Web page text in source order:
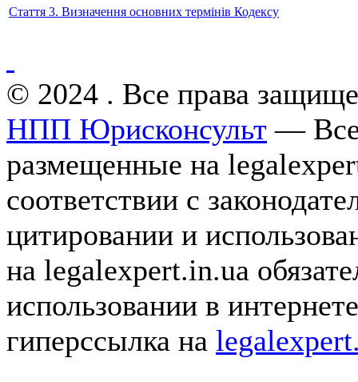
Стаття 3. Визначення основних термінів Кодексу
© 2024 . Все права
НПП Юрисконсульт — Все
размещенные на
соответствии с
цитировании и
на legalexpert.in.ua
использовании в
гиперссылка на